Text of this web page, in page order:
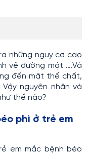
những nguy cơ cao
về đường mật ….Và
đến mặt thể chất,
nguyên nhân và
thế nào?
phì ở trẻ em
em mắc bệnh béo